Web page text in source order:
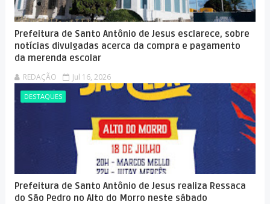
Prefeitura de Santo Antônio de Jesus esclarece, sobre
notícias divulgadas acerca da compra e pagamento
da merenda escolar
REDAÇÃO Jul 16, 2026
DESTAQUES
Prefeitura de Santo Antônio de Jesus realiza Ressaca
do São Pedro no Alto do Morro neste sábado